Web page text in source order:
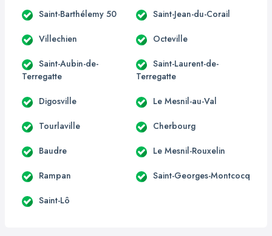
Saint-Barthélemy 50 Saint-Jean-du-Corail
Villechien Octeville
Saint-Aubin-de-
Terregatte
Saint-Laurent-de-
Terregatte
Digosville Le Mesnil-au-Val
Tourlaville Cherbourg
Baudre Le Mesnil-Rouxelin
Rampan Saint-Georges-Montcocq
Saint-Lô